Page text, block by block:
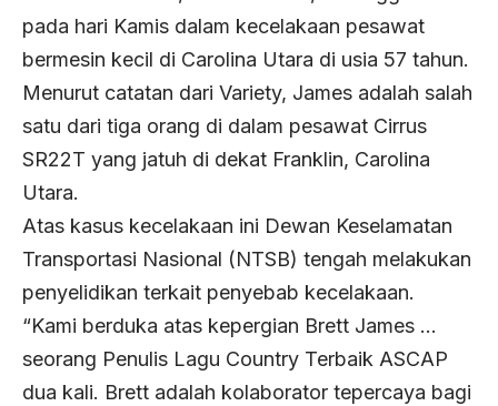
pada hari Kamis dalam kecelakaan pesawat
bermesin kecil di Carolina Utara di usia 57 tahun.
Menurut catatan dari Variety, James adalah salah
satu dari tiga orang di dalam pesawat Cirrus
SR22T yang jatuh di dekat Franklin, Carolina
Utara.
Atas kasus kecelakaan ini Dewan Keselamatan
Transportasi Nasional (NTSB) tengah melakukan
penyelidikan terkait penyebab kecelakaan.
“Kami berduka atas kepergian Brett James …
seorang Penulis Lagu Country Terbaik ASCAP
dua kali. Brett adalah kolaborator tepercaya bagi